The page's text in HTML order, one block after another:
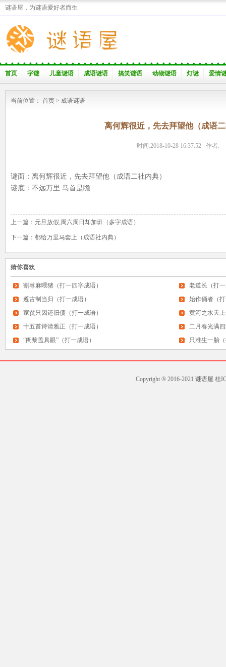
谜语屋，为谜语爱好者而生
首页 字谜 儿童谜语 成语谜语 搞笑谜语 动物谜语 灯谜 爱情
当前位置： 首页 > 成语谜语
离何辉很近，先去拜望他（成语
时间:2018-10-28 16:37:52 作者:
谜面：离何辉很近，先去拜望他（成语二社内典）
谜底：不远万里.马首是瞻
上一篇： 元旦放假,周六周日却加班（多字成语）
下一篇： 都给万里马套上（成语社内典）
猜你喜欢
割荨麻喂猪（打一四字成语）
老道长（打
遵古制当归（打一成语）
始作俑者（
家贫只因还旧债（打一成语）
黄河之水天
十五首诗请雅正（打一成语）
二月春光满
“阇黎盖具眼”（打一成语）
只准生一胎
Copyright ® 2016-2021 谜语屋 桂